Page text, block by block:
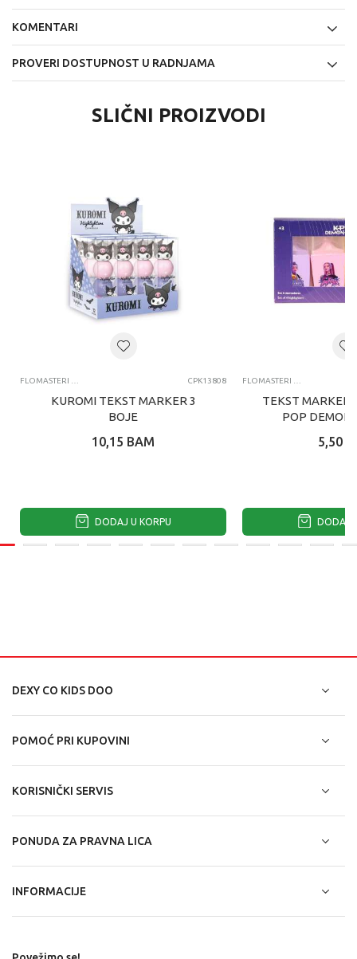
KOMENTARI
PROVERI DOSTUPNOST U RADNJAMA
SLIČNI PROIZVODI
CPK13808
KUROMI TEKST MARKER 3
BOJE
10,15 BAM
DODAJ U KORPU
TEKST MARKERI
POP DEMON
5,50
DODAJ
DEXY CO KIDS DOO
POMOĆ PRI KUPOVINI
KORISNIČKI SERVIS
PONUDA ZA PRAVNA LICA
INFORMACIJE